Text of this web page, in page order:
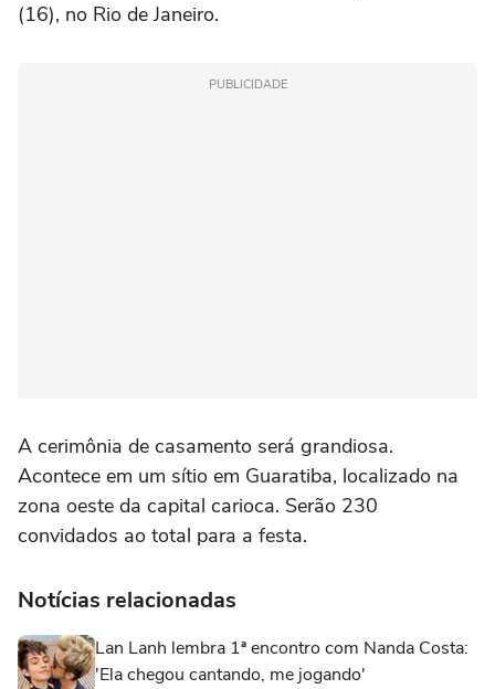
(16), no Rio de Janeiro.
PUBLICIDADE
A cerimônia de casamento será grandiosa.
Acontece em um sítio em Guaratiba, localizado na
zona oeste da capital carioca. Serão 230
convidados ao total para a festa.
Notícias relacionadas
Lan Lanh lembra 1ª encontro com Nanda Costa:
'Ela chegou cantando, me jogando'